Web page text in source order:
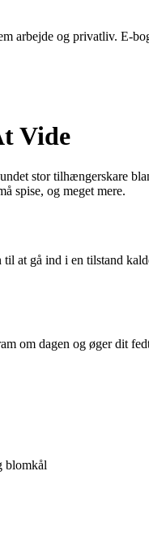
arbejde og privatliv. E-
Vide
stor tilhængerskare
spise, og meget mere.
gå ind i en tilstand
om dagen og øger dit
blomkål